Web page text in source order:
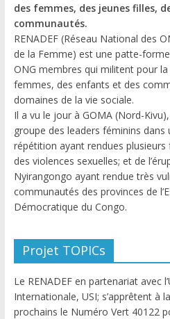
des femmes, des jeunes filles,
communautés.
RENADEF (Réseau National des
de la Femme) est une patte-
ONG membres qui militent pour
femmes, des enfants et des
domaines de la vie sociale.
Il a vu le jour à GOMA (Nord-
groupe des leaders féminins
répétition ayant rendues
des violences sexuelles; et de
Nyirangongo ayant rendue très
communautés des provinces de
Démocratique du Congo.
Projet TOPICs
Le RENADEF en partenariat avec
Internationale, USI; s’apprêtent à
prochains le Numéro Vert 40122